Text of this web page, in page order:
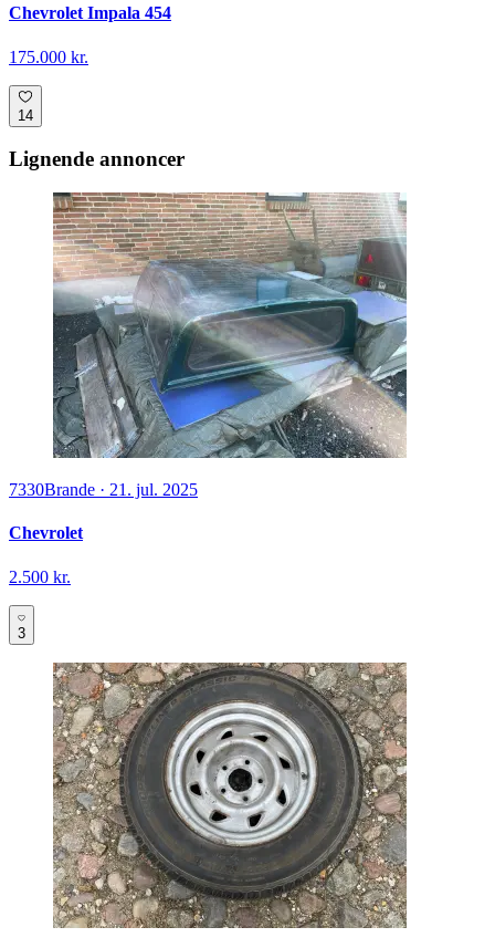
Chevrolet Impala 454
175.000 kr.
14
Lignende annoncer
7330Brande · 21. jul. 2025
Chevrolet
2.500 kr.
3